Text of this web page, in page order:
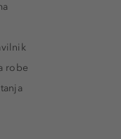
robe